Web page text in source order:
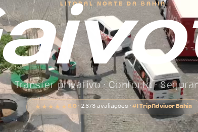
LITORAL NORTE DA BAHIA
Transfer privativo · Conforto ·
★★★★★ 5.0· 2.373 avaliações · #1 TripAdvisor Bahia